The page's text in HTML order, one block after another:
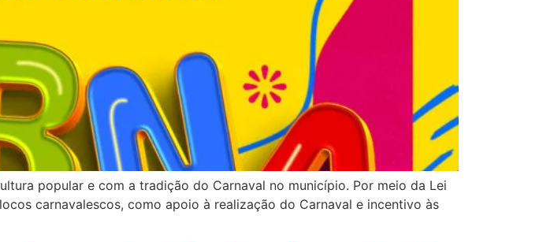
popular e com a tradição do Carnaval no município. Por meio da Lei
carnavalescos, como apoio à realização do Carnaval e incentivo às